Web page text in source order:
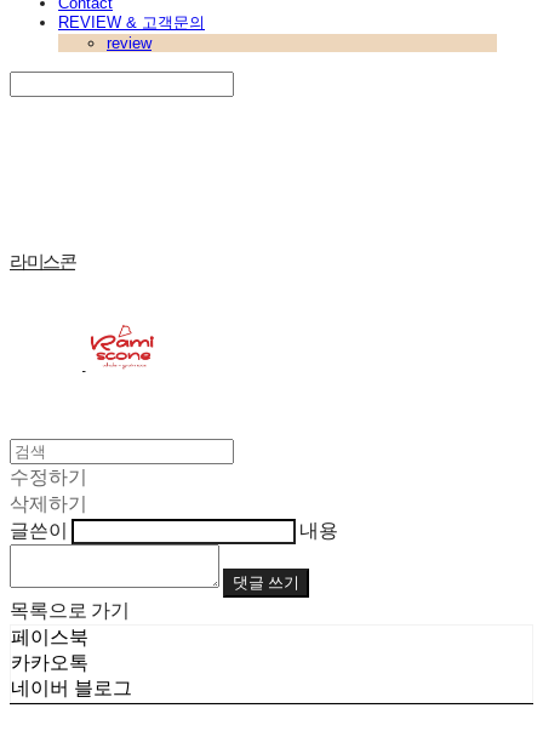
REVIEW & 고객문의
review
라미스콘
수정하기
삭제하기
글쓴이
내용
댓글 쓰기
목록으로 가기
페이스북
카카오톡
네이버 블로그